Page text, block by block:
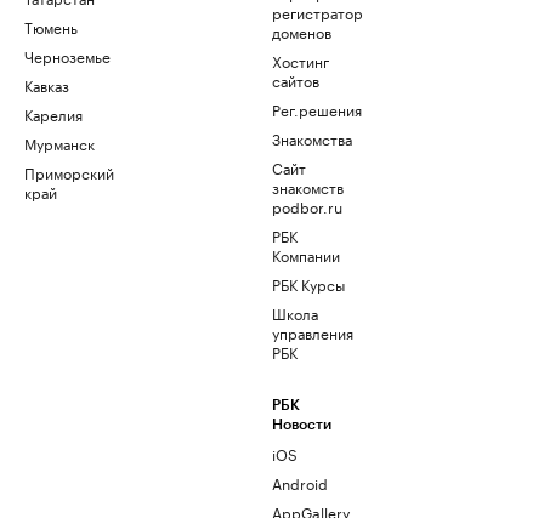
Тюмень
Черноземье
Кавказ
Карелия
Мурманск
Приморский
край
регистратор
доменов
Хостинг
сайтов
Рег.решения
Знакомства
Сайт
знакомств
podbor.ru
РБК
Компании
РБК Курсы
Школа
управления
РБК
РБК
Новости
iOS
Android
AppGallery